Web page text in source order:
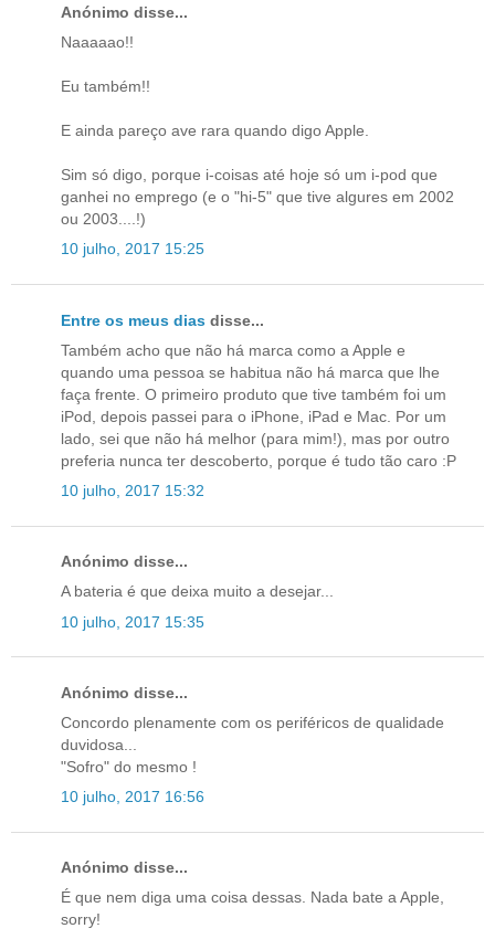
Anónimo disse...
Naaaaao!!
Eu também!!
E ainda pareço ave rara quando digo Apple.
Sim só digo, porque i-coisas até hoje só um i-pod que
ganhei no emprego (e o "hi-5" que tive algures em 2002
ou 2003....!)
10 julho, 2017 15:25
Entre os meus dias disse...
Também acho que não há marca como a Apple e
quando uma pessoa se habitua não há marca que lhe
faça frente. O primeiro produto que tive também foi um
iPod, depois passei para o iPhone, iPad e Mac. Por um
lado, sei que não há melhor (para mim!), mas por outro
preferia nunca ter descoberto, porque é tudo tão caro :P
10 julho, 2017 15:32
Anónimo disse...
A bateria é que deixa muito a desejar...
10 julho, 2017 15:35
Anónimo disse...
Concordo plenamente com os periféricos de qualidade
duvidosa...
"Sofro" do mesmo !
10 julho, 2017 16:56
Anónimo disse...
É que nem diga uma coisa dessas. Nada bate a Apple,
sorry!